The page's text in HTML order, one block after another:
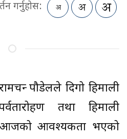
गर्नुहोस:
रामचन्द्र पौडेलले दिगो हिमाली
तथा हिमाली
आजको आवश्यकता भएको